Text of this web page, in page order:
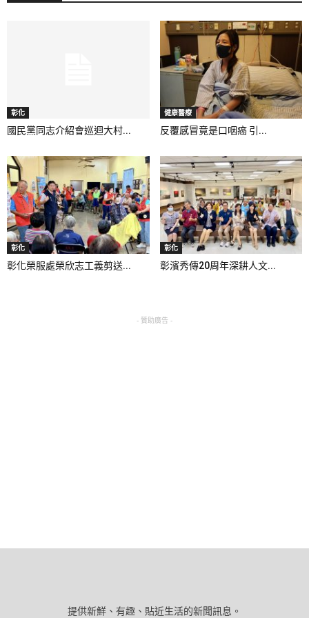
彰化
國民黨同志介紹會巡迴大村...
健康醫療
反覆感冒竟是口咽癌 引...
彰化
彰化榮服處榮欣志工義剪送...
彰化
彰濱秀傳20周年深耕人文...
- 贊助廣告 -
提供新鮮、有趣、貼近生活的新聞訊息。